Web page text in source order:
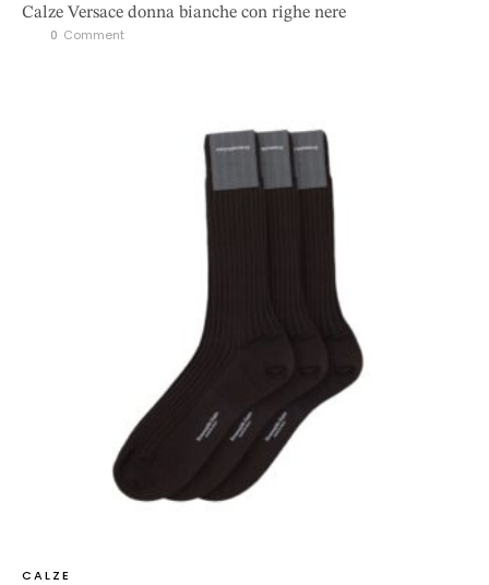
Calze Versace donna bianche con righe nere
0 Comment
CALZE